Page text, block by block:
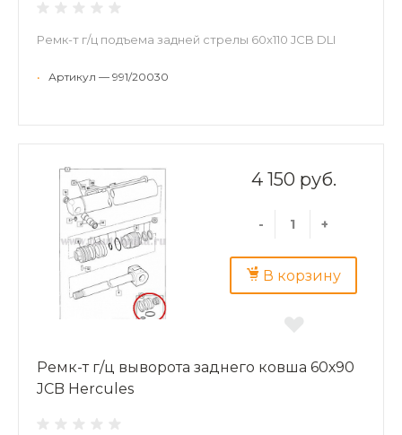
Ремк-т г/ц подъема задней стрелы 60х110 JCB DLI
• Артикул — 991/20030
4 150 руб.
- +
В корзину
Ремк-т г/ц выворота заднего ковша 60х90
JCB Hercules